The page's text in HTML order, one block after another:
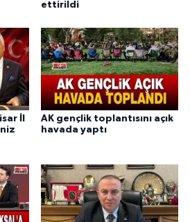
ettirildi
İl
AK gençlik toplantısını açık
havada yaptı